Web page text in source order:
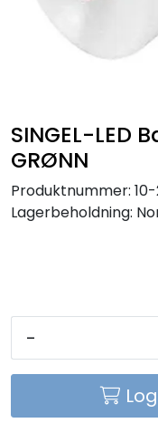
SINGEL-LED
GRØNN
Produktnummer:
Lagerbeholdning:
-
Sikringer